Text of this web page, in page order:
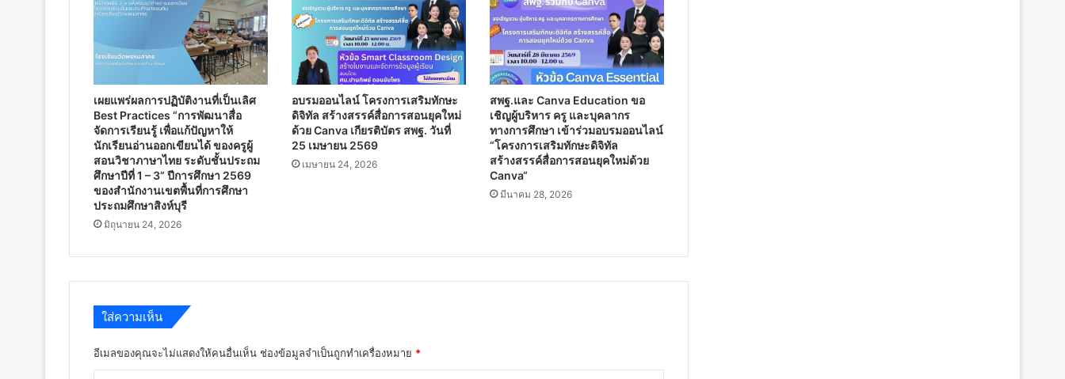
กับ
ที่
3
ทุก
ปี
เผยแพร่ผลการปฏิบัติงานที่เป็นเลิศ
Best Practices “การพัฒนาสื่อ
จัดการเรียนรู้ เพื่อแก้ปัญหาให้
นักเรียนอ่านออกเขียนได้ ของครูผู้
สอนวิชาภาษาไทย ระดับชั้นประถม
ศึกษาปีที่ 1 – 3” ปีการศึกษา 2569
ของสำนักงานเขตพื้นที่การศึกษา
ประถมศึกษาสิงห์บุรี
มิถุนายน 24, 2026
อบรมออนไลน์ โครงการเสริมทักษะ
ดิจิทัล สร้างสรรค์สื่อการสอนยุคใหม่
ด้วย Canva เกียรติบัตร สพฐ. วันที่
25 เมษายน 2569
เมษายน 24, 2026
สพฐ.และ Canva Education ขอ
เชิญผู้บริหาร ครู และบุคลากร
ทางการศึกษา เข้าร่วมอบรมออนไลน์
“โครงการเสริมทักษะดิจิทัล
สร้างสรรค์สื่อการสอนยุคใหม่ด้วย
Canva“
มีนาคม 28, 2026
ใส่ความเห็น
อีเมลของคุณจะไม่แสดงให้คนอื่นเห็น ช่องข้อมูลจำเป็นถูกทำเครื่องหมาย *